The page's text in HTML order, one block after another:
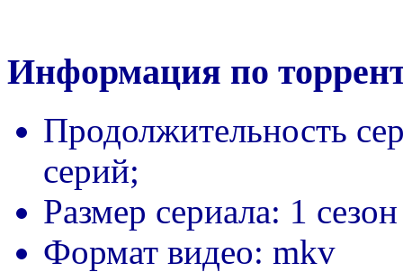
Информация по
Продолжительность
серий;
Размер сериала: 1
Формат видео: mkv